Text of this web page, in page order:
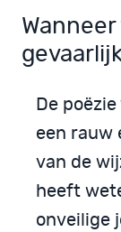
De
een rauw
van de
heeft
onveilige